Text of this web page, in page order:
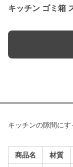
キッチン ゴミ箱
キッチンの隙間にす
商品名 材質